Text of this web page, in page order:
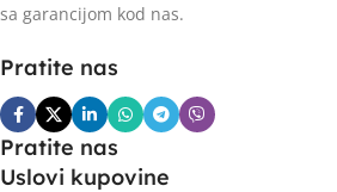
sa garancijom kod nas.
Pratite nas
Pratite nas
Uslovi kupovine